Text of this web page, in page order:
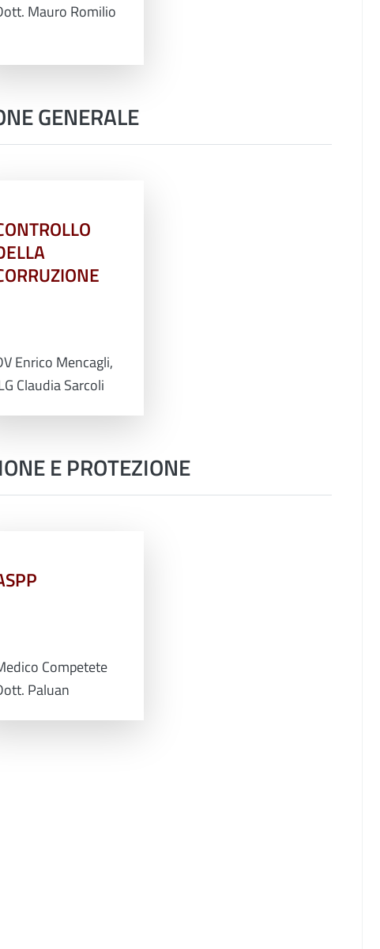
Mauro Romilio
GENERALE
Enrico Mencagli,
Claudia Sarcoli
E PROTEZIONE
Competete
Paluan